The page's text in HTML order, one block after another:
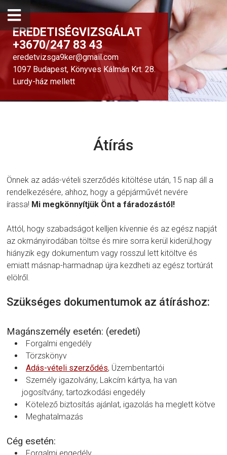
EREDETISÉGVIZSGÁLAT
+3670/247 83 43
eredetvizsga9ker@gmail.com
1097 Budapest, Könyves Kálmán Krt. 28.
Lurdy-ház mellett
Átírás
Önnek az adás-vételi szerződés kitöltése után, 15 nap áll a
rendelkezésére, ahhoz, hogy a gépjárművét nevére
írassa! Mi megkönnyítjük Önt a fáradozástól!
Attól, hogy szabadságot kelljen kívennie és az egész napját
az okmányirodában töltse és mire sorra kerül kiderül,hogy
hiányzik egy dokumentum vagy rosszul lett kitöltve és
emiatt másnap-harmadnap újra kezdheti az egész tortúrát
elölről.
Szükséges dokumentumok az átíráshoz:
Magánszemély esetén: (eredeti)
Forgalmi engedély
Törzskönyv
Adás-vételi szerződés, Üzembentartói
Személy igazolvány, Lakcím kártya, ha van
jogosítvány, tartozkodási engedély
Kötelező biztosítás ajánlat, igazolás ha meglett kötve
Meghatalmazás
Cég esetén: